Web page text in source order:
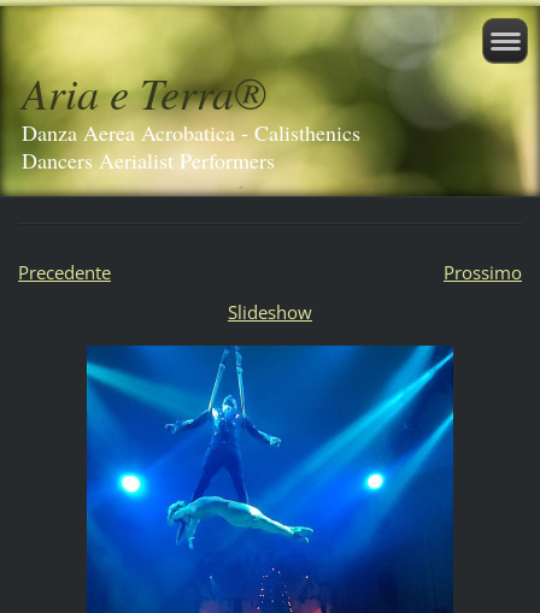
Aria e Terra®️
Danza Aerea Acrobatica - Calisthenics
Dancers Aerialist Performers
Precedente
Prossimo
Slideshow